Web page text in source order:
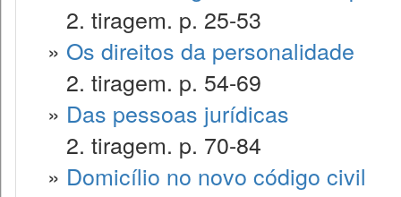
2. tiragem. p. 25-53
» Os direitos da personalidade
2. tiragem. p. 54-69
» Das pessoas jurídicas
2. tiragem. p. 70-84
» Domicílio no novo código civil